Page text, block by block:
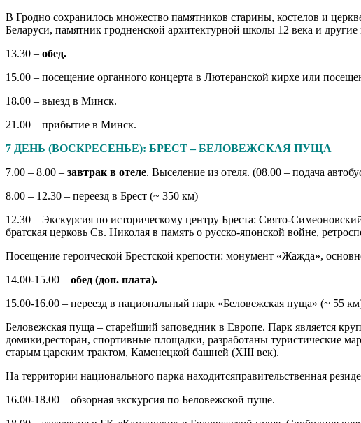
В Гродно сохранилось множество памятников старины, костелов и
Беларуси, памятник гродненской архитектурной школы 12 века и
13.30 – обед.
15.00 – посещение органного концерта в Лютеранской кирхе или
18.00 – выезд в Минск.
21.00 – прибытие в Минск.
7 ДЕНЬ (ВОСКРЕСЕНЬЕ): БРЕСТ – БЕЛОВЕЖСКАЯ ПУЩА
7.00 – 8.00 – завтрак в отеле. Выселение из отеля. (08.00 – подача
8.00 – 12.30 – переезд в Брест (~ 350 км)
12.30 – Экскурсия по историческому центру Бреста: Свято-
братская церковь Св. Николая в память о русско-японской войне,
Посещение героической Брестской крепости: монумент «Жажда»,
14.00-15.00 – обед (доп. плата).
15.00-16.00 – переезд в национальный парк «Беловежская пуща» (~ 55
Беловежская пуща – старейший заповедник в Европе. Парк является
домики,ресторан, спортивные площадки, разработаны туристические
старым царским трактом, Каменецкой башней (XIII век).
На территории национального парка находитсяправительственная
16.00-18.00 – обзорная экскурсия по Беловежской пуще.